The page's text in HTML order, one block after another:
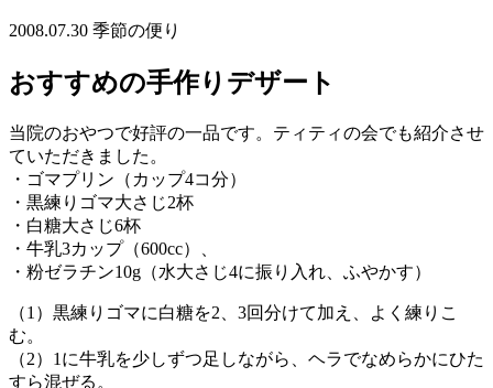
2008.07.30 季節の便り
おすすめの手作りデザート
当院のおやつで好評の一品です。ティティの会でも紹介させ
ていただきました。
・ゴマプリン（カップ4コ分）
・黒練りゴマ大さじ2杯
・白糖大さじ6杯
・牛乳3カップ（600cc）、
・粉ゼラチン10g（水大さじ4に振り入れ、ふやかす）
（1）黒練りゴマに白糖を2、3回分けて加え、よく練りこ
む。
（2）1に牛乳を少しずつ足しながら、ヘラでなめらかにひた
すら混ぜる。